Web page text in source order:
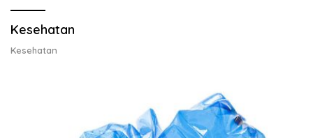
Kesehatan
Kesehatan